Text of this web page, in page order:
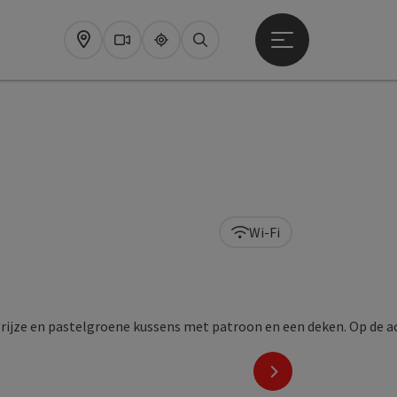
Map WebcamsUpperguide
Zoeken
Startmenu openen
nächstes Element
Wi-Fi